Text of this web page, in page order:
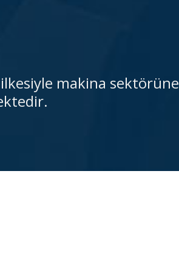
makina sektörüne